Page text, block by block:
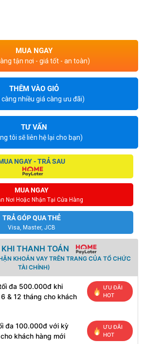
MUA NGAY
tận nơi - giá tốt - an toàn)
THÊM VÀO GIỎ
nhiều giá càng ưu đãi)
TƯ VẤN
tôi sẽ liên hệ lại cho bạn)
MUA NGAY
Nơi Hoặc Nhận Tại Cửa Hàng
TRẢ GÓP QUA THẺ
Visa, Master, JCB
NGAY - TRẢ SAU
THANH TOÁN
KHOẢN VAY TRÊN TRANG CỦA TỔ CHỨC
TÀI CHÍNH)
đa 500.000đ khi
& 12 tháng cho khách
ƯU ĐÃI
HOT
đa 100.000đ với kỳ
khách hàng mới
ƯU ĐÃI
HOT